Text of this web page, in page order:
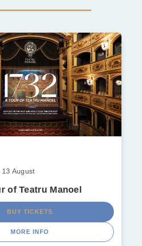
August
of Teatru Manoel
BUY TICKETS
MORE INFO